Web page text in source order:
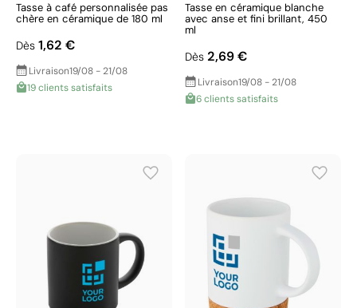
Tasse à café personnalisée pas
chère en céramique de 180 ml
Dès 1,62 €
Livraison19/08 - 21/08
19 clients satisfaits
Tasse en céramique blanche
avec anse et fini brillant, 450
ml
Dès 2,69 €
Livraison19/08 - 21/08
6 clients satisfaits